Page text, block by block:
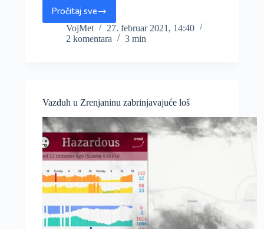
Pročitaj sve
Sinoć
rekordno
zagađenje,
nas
narednih
7
dana?
VojMet
27. februar 2021, 14:40
2 komentara
3 min
Vazduh u Zrenjaninu zabrinjavajuće loš